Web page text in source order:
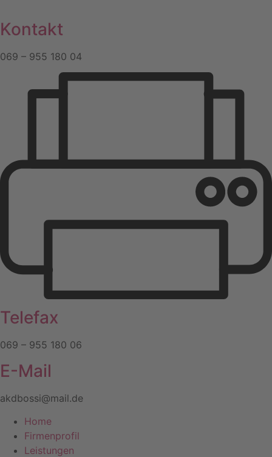
Inhalt
springen
Kontakt
069 – 955 180 04
Telefax
069 – 955 180 06
E-Mail
akdbossi@mail.de
Home
Firmenprofil
Leistungen